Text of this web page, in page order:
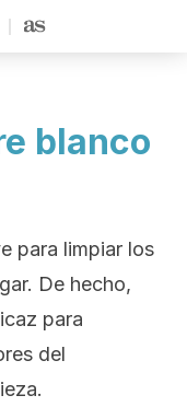
blanco
para limpiar los
De hecho,
para
del